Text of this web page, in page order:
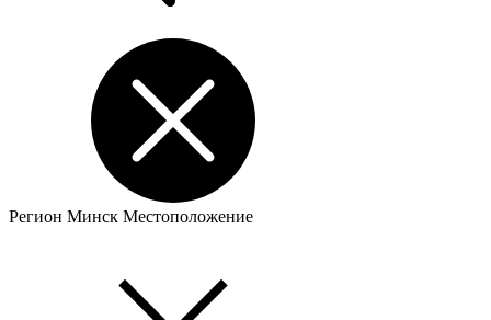
Регион Минск Местоположение